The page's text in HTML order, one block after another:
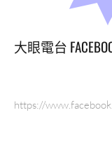
大眼電台
https://